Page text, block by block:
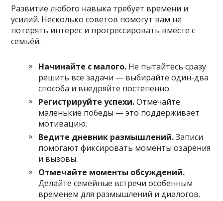
Развитие любого навыка требует времени и
усилий. Несколько советов помогут вам не
потерять интерес и прогрессировать вместе с
семьёй.
Начинайте с малого. Не пытайтесь сразу
решить все задачи — выбирайте один-два
способа и внедряйте постепенно.
Регистрируйте успехи.Отмечайте
маленькие победы — это поддерживает
мотивацию.
Ведите дневник размышлений.Записи
помогают фиксировать моменты озарения
и вызовы.
Отмечайте моменты обсуждений.
Делайте семейные встречи особенным
временем для размышлений и диалогов.